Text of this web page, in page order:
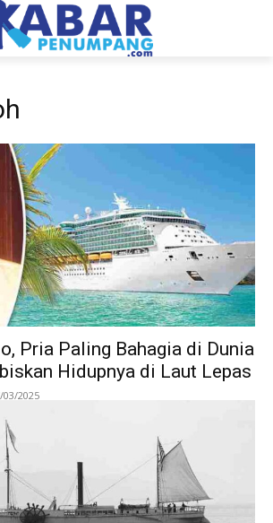
Pria Paling Bahagia di Dunia
Hidupnya di Laut Lepas
03/2025